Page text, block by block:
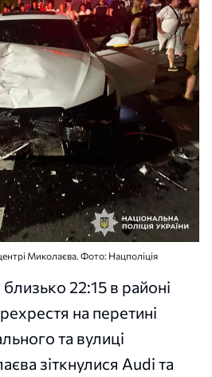
Миколаєва. Фото: Нацполіція
22:15 в районі
на перетині
та вулиці
зіткнулися Audi та